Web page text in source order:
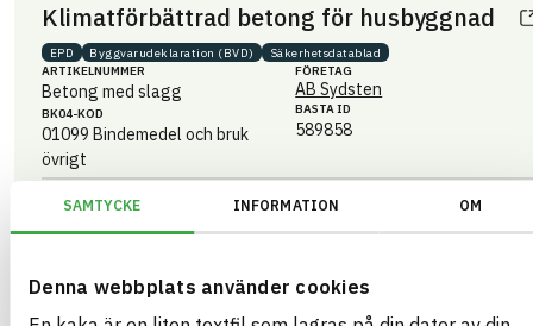
SAMTYCKE INFORMATION OM
Denna webbplats använder cookies
Klimatförbättrad betong för husbyggnad
EPD Byggvaru­deklaration (BVD)
Säkerhets­datablad
ARTIKEL­NUMMER
Betong med slagg
BK04-KOD
01099 Bindemedel och bruk
övrigt
FÖRETAG
AB Sydsten
BASTA ID
589858
FÖRNYBARHET